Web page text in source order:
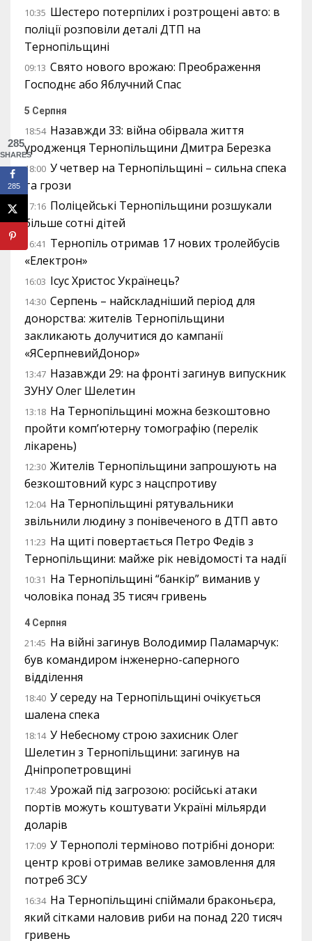
10:35 Шестеро потерпілих і розтрощені авто: в
поліції розповіли деталі ДТП на
Тернопільщині
09:13 Свято нового врожаю: Преображення
Господнє або Яблучний Спас
5 Серпня
18:54 Назавжди 33: війна обірвала життя
уродженця Тернопільщини Дмитра Березка
18:00 У четвер на Тернопільщині – сильна спека
та грози
17:16 Поліцейські Тернопільщини розшукали
більше сотні дітей
16:41 Тернопіль отримав 17 нових тролейбусів
«Електрон»
16:03 Ісус Христос Українець?
14:30 Серпень – найскладніший період для
донорства: жителів Тернопільщини
закликають долучитися до кампанії
«ЯСерпневийДонор»
13:47 Назавжди 29: на фронті загинув випускник
ЗУНУ Олег Шелетин
13:18 На Тернопільщині можна безкоштовно
пройти комп’ютерну томографію (перелік
лікарень)
12:30 Жителів Тернопільщини запрошують на
безкоштовний курс з нацспротиву
12:04 На Тернопільщині рятувальники
звільнили людину з понівеченого в ДТП авто
11:23 На щиті повертається Петро Федів з
Тернопільщини: майже рік невідомості та надії
10:31 На Тернопільщині “банкір” виманив у
чоловіка понад 35 тисяч гривень
4 Серпня
21:45 На війні загинув Володимир Паламарчук:
був командиром інженерно-саперного
відділення
18:40 У середу на Тернопільщині очікується
шалена спека
18:14 У Небесному строю захисник Олег
Шелетин з Тернопільщини: загинув на
Дніпропетровщині
17:48 Урожай під загрозою: російські атаки
портів можуть коштувати Україні мільярди
доларів
17:09 У Тернополі терміново потрібні донори:
центр крові отримав велике замовлення для
потреб ЗСУ
16:34 На Тернопільщині спіймали браконьєра,
який сітками наловив риби на понад 220 тисяч
гривень
285
SHARES
285